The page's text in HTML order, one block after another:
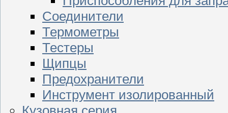
Соединители
Термометры
Тестеры
Щипцы
Предохранители
Инструмент изолированный